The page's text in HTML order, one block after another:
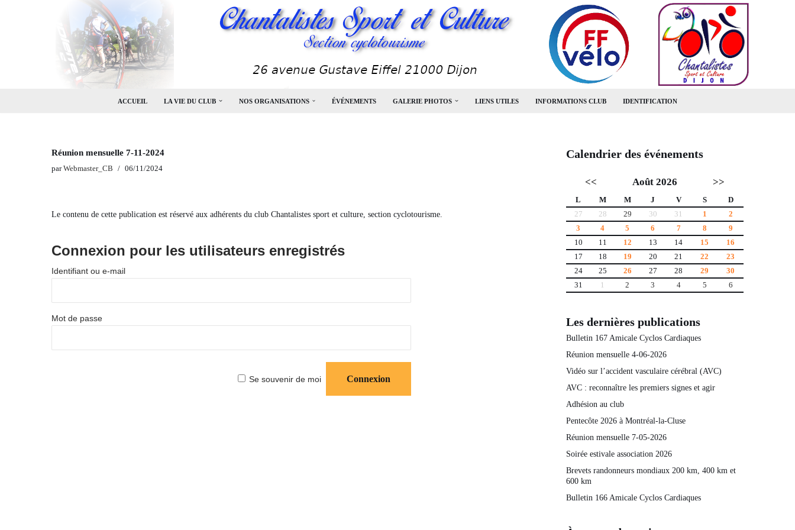
ACCUEIL LA VIE DU CLUB NOS ORGANISATIONS ÉVÉNEMENTS GALERIE PHOTOS LIENS UTILES INFORMATIONS CLUB IDENTIFICATION
Réunion mensuelle 7-11-2024
parWebmaster_CB 06/11/2024
Le contenu de cette publication est réservé aux adhérents du club Chantalistes sport et culture, section cyclotourisme.
Connexion pour les utilisateurs enregistrés
Identifiant ou e-mail
Mot de passe
Se souvenir de moi
Calendrier des événements
<< Août 2026 >>
L M M J V S
D
27
28 29 30 31 1
2
3
4 5 6 7 8
9
10
11 12 13 14 15
16
17
18 19 20 21 22
23
24
25 26 27 28 29
30
31
1 2 3 4 5 6
Les dernières publications
Bulletin 167 Amicale Cyclos Cardiaques
Réunion mensuelle 4-06-2026
Vidéo sur l’accident vasculaire cérébral (AVC)
AVC : reconnaître les premiers signes et agir
Adhésion au club
Pentecôte 2026 à Montréal-la-Cluse
Réunion mensuelle 7-05-2026
Soirée estivale association 2026
Brevets randonneurs mondiaux 200 km, 400 km et
600 km
Bulletin 166 Amicale Cyclos Cardiaques